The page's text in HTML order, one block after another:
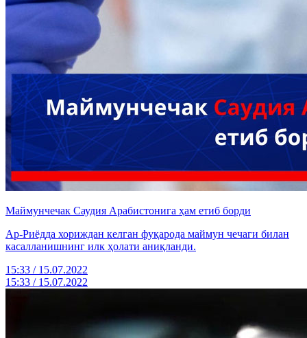
Маймунчечак Саудия Арабистонига ҳам етиб борди
Ар-Риёдда хориждан келган фуқарода маймун чечаги билан
касалланишнинг илк ҳолати аниқланди.
15:33 / 15.07.2022
15:33 / 15.07.2022